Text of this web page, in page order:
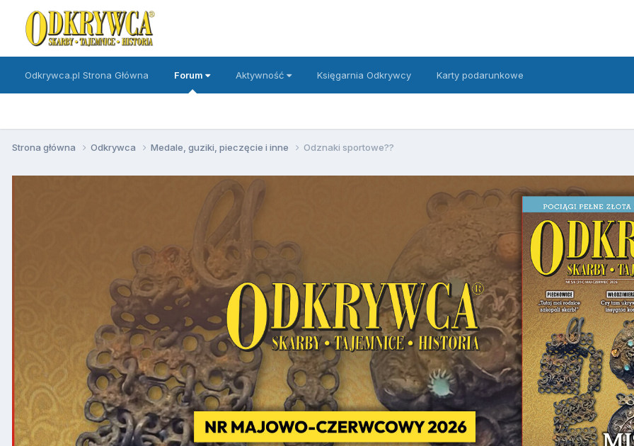
Odkrywca.pl Strona Główna Forum Aktywność Księgarnia Odkrywcy Karty podarunkowe
Strona główna Odkrywca Medale, guziki, pieczęcie i inne Odznaki sportowe??